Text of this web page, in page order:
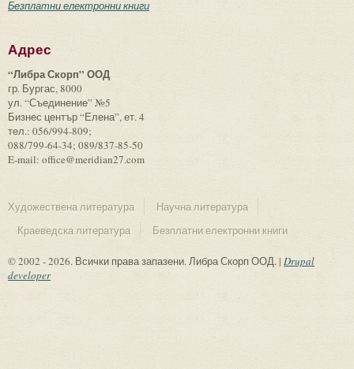
Безплатни електронни книги
Адрес
“Либра Скорп” ООД
гр. Бургас, 8000
ул. “Съединение” №5
Бизнес център “Елена”, ет. 4
тел.: 056/994-809;
088/799-64-34; 089/837-85-50
E-mail: office@meridian27.com
Художествена литература
Научна литература
Краеведска литература
Безплатни електронни книги
© 2002 - 2026. Всички права запазени. Либра Скорп ООД. | Drupal
developer